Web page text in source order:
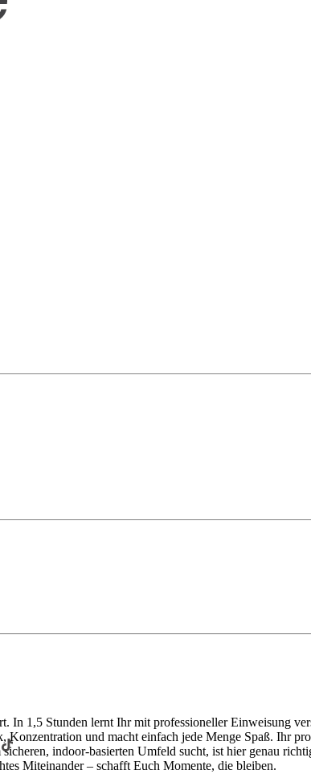
1,5 Stunden lernt Ihr mit professioneller Einweisung
und macht einfach jede Menge Spaß. Ihr
indoor-basierten Umfeld sucht, ist hier genau
Miteinander – schafft Euch Momente, die bleiben.